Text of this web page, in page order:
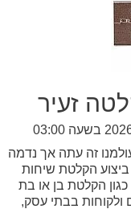
זעיר
זה עתה אך נדמה
ביצוע הקלטת שיחות
הקלטת בן או בת
ולקוחות בבתי עסק,